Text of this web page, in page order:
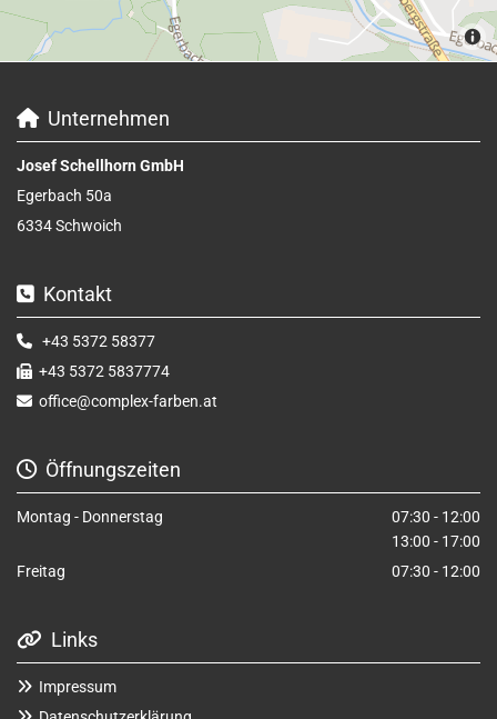
 Unternehmen
Josef Schellhorn GmbH
Egerbach 50a
6334 Schwoich
 Kontakt
 +43 5372 58377
 +43 5372 5837774
 office@complex-farben.at
Öffnungszeiten
Montag - Donnerstag
07:30 - 12:00
13:00 - 17:00
Freitag
07:30 - 12:00
 Links
 Impressum